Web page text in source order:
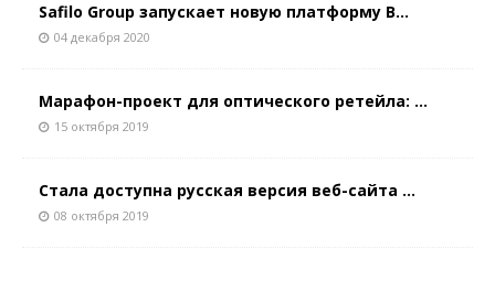
Safilo Group запускает новую платформу B...
04 декабря 2020
Марафон-проект для оптического ретейла: ...
15 октября 2019
Стала доступна русская версия веб-сайта ...
08 октября 2019